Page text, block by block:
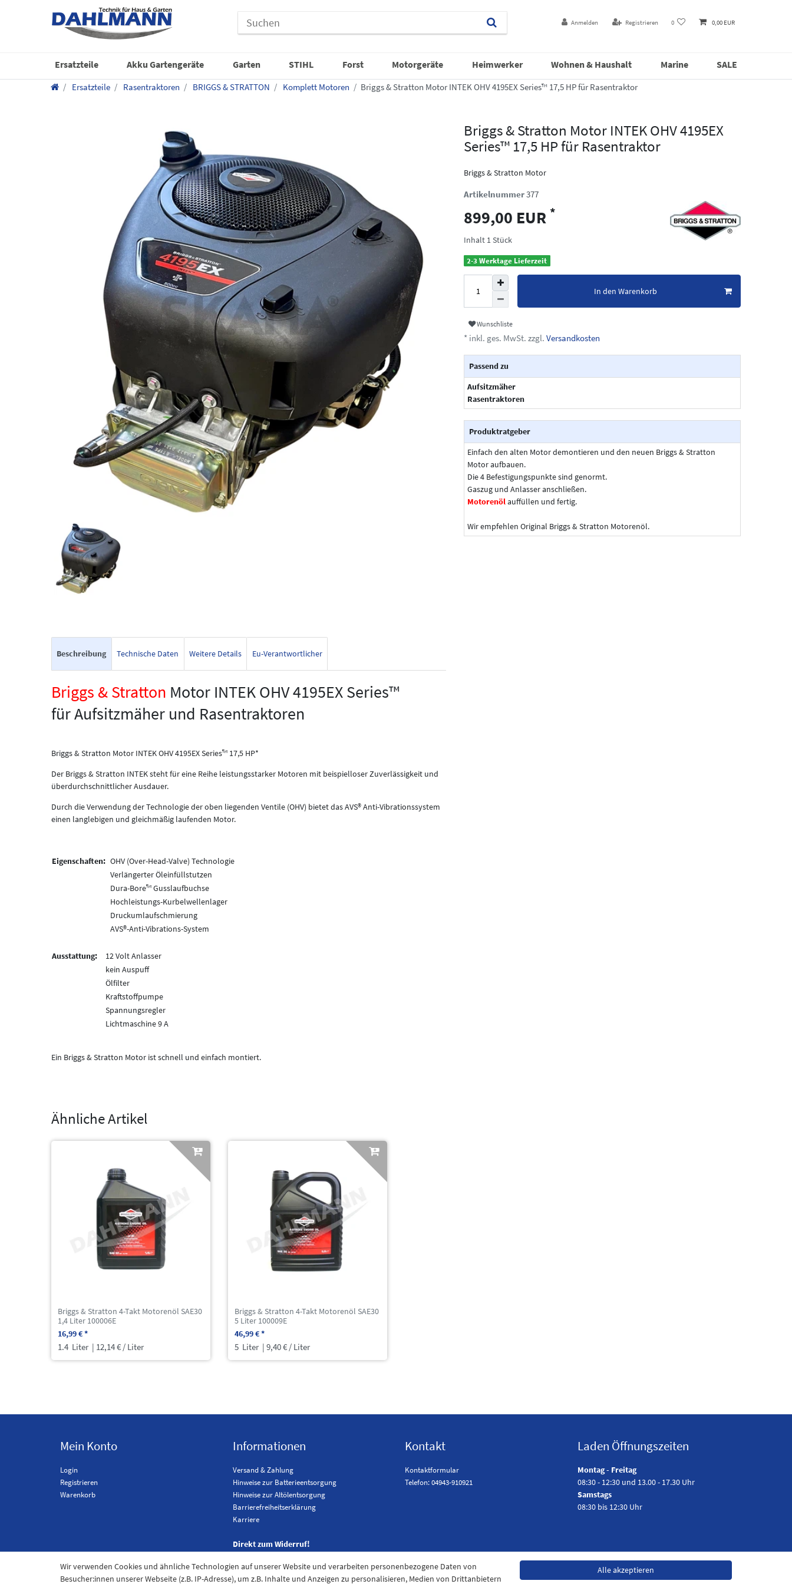
Anmelden Registrieren 0 0,00 EUR
Ersatzteile Akku Gartengeräte Garten STIHL Forst Motorgeräte Heimwerker Wohnen & Haushalt Marine SALE
Ersatzteile Rasentraktoren BRIGGS & STRATTON Komplett Motoren Briggs & Stratton Motor INTEK OHV 4195EX Series™ 17,5 HP für Rasentraktor
Briggs & Stratton Motor INTEK OHV 4195EX
Series™ 17,5 HP für Rasentraktor
Briggs & Stratton Motor
Artikelnummer377
899,00 EUR *
Inhalt 1Stück
2-3 Werktage Lieferzeit
In den Warenkorb
Wunschliste
* inkl. ges. MwSt. zzgl. Versandkosten
Passend zu
Aufsitzmäher
Rasentraktoren
Produktratgeber
Einfach den alten Motor demontieren und den neuen Briggs & Stratton
Motor aufbauen.
Die 4 Befestigungspunkte sind genormt.
Gaszug und Anlasser anschließen.
Motorenölauffüllen und fertig.
Wir empfehlen Original Briggs & Stratton Motorenöl.
Beschreibung Technische Daten Weitere Details Eu-Verantwortlicher
Briggs & Stratton Motor INTEK OHV 4195EX Series™
für Aufsitzmäher und Rasentraktoren
Briggs & Stratton Motor INTEK OHV 4195EX Series™ 17,5 HP*
Der Briggs & Stratton INTEK steht für eine Reihe leistungsstarker Motoren mit beispielloser Zuverlässigkeit und
überdurchschnittlicher Ausdauer.
Durch die Verwendung der Technologie der oben liegenden Ventile (OHV) bietet das AVS® Anti-Vibrationssystem
einen langlebigen und gleichmäßig laufenden Motor.
Eigenschaften: OHV (Over-Head-Valve) Technologie
Verlängerter Öleinfüllstutzen
Dura-Bore™ Gusslaufbuchse
Hochleistungs-Kurbelwellenlager
Druckumlaufschmierung
AVS®-Anti-Vibrations-System
Ausstattung:
12 Volt Anlasser
kein Auspuff
Ölfilter
Kraftstoffpumpe
Spannungsregler
Lichtmaschine 9 A
Ein Briggs & Stratton Motor ist schnell und einfach montiert.
Ähnliche Artikel
Briggs & Stratton 4-Takt Motorenöl SAE30
1,4 Liter 100006E
16,99 € *
1.4 Liter | 12,14 € / Liter
Briggs & Stratton 4-Takt Motorenöl SAE30
5 Liter 100009E
46,99 € *
5 Liter | 9,40 € / Liter
Mein Konto
Login
Registrieren
Warenkorb
Informationen
Versand & Zahlung
Hinweise zur Batterieentsorgung
Hinweise zur Altölentsorgung
Barrierefreiheitserklärung
Karriere
Direkt zum Widerruf!
Kontakt
Kontaktformular
Telefon: 04943-910921
Laden Öffnungszeiten
Montag - Freitag
08:30 - 12:30 und 13.00 - 17.30 Uhr
Samstags
08:30 bis 12:30 Uhr
Wir verwenden Cookies und ähnliche Technologien auf unserer Website und verarbeiten personenbezogene Daten von
Besucher:innen unserer Webseite (z.B. IP-Adresse), um z.B. Inhalte und Anzeigen zu personalisieren, Medien von Drittanbietern
Alle akzeptieren